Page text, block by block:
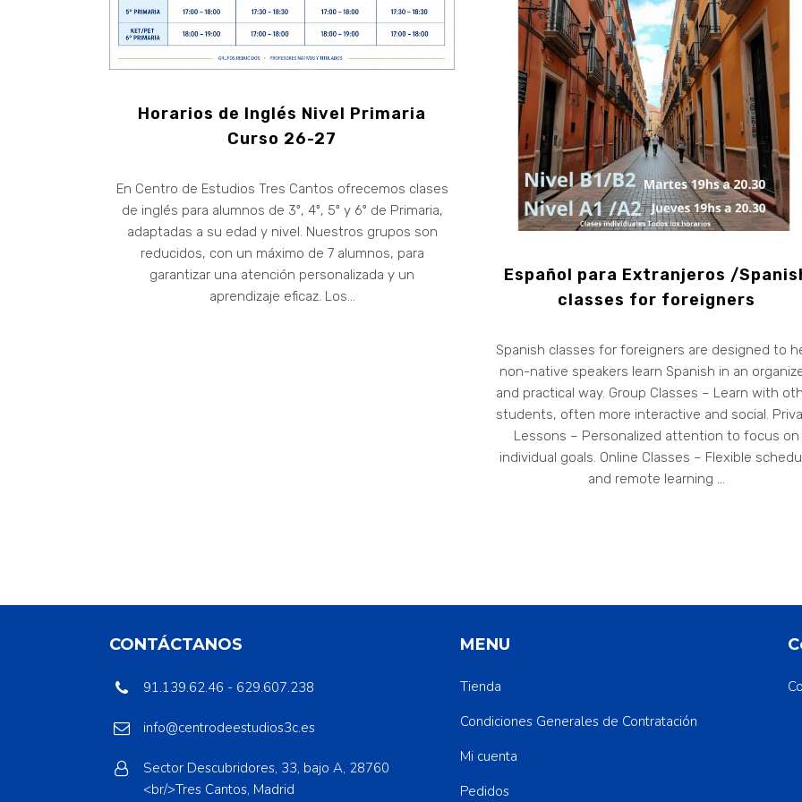
Horarios de Inglés Nivel Primaria
Curso 26-27
En Centro de Estudios Tres Cantos ofrecemos clases
de inglés para alumnos de 3º, 4º, 5º y 6º de Primaria,
adaptadas a su edad y nivel. Nuestros grupos son
reducidos, con un máximo de 7 alumnos, para
garantizar una atención personalizada y un
aprendizaje eficaz. Los...
Español para Extranjeros /
classes for foreigners
Spanish classes for foreigners are designed to
non-native speakers learn Spanish in an
and practical way. Group Classes – Learn with
students, often more interactive and social.
Lessons – Personalized attention to focus on
individual goals. Online Classes – Flexible
and remote learning ...
CONTÁCTANOS
91.139.62.46 - 629.607.238
info@centrodeestudios3c.es
Sector Descubridores, 33, bajo A, 28760
<br/>Tres Cantos, Madrid
MENU
Tienda
Condiciones Generales de Contratación
Mi cuenta
Pedidos